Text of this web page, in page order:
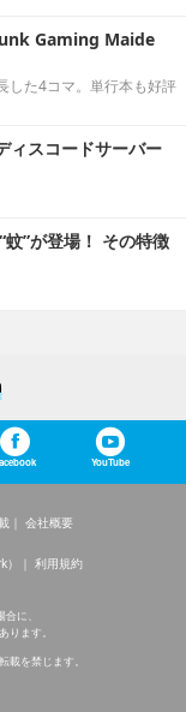
Gaming Maide
した4コマ。単行本も好評
スコードサーバー
蚊”が登場！ その特徴
YouTube
会社概要
利用規約
に、
ります。
載を禁じます。